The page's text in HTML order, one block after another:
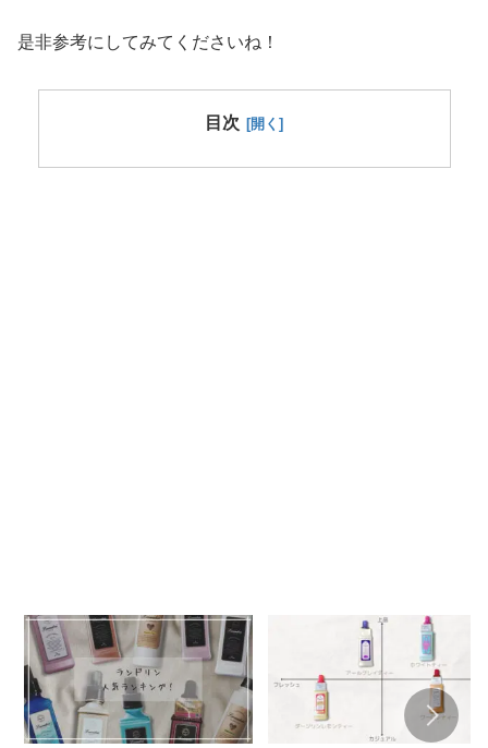
是非参考にしてみてくださいね！
目次